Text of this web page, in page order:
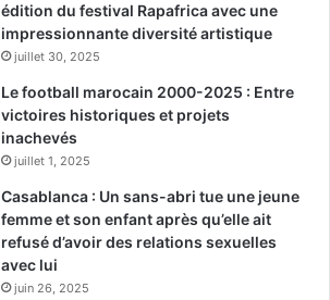
édition du festival Rapafrica avec une
impressionnante diversité artistique
juillet 30, 2025
Le football marocain 2000-2025 : Entre
victoires historiques et projets
inachevés
juillet 1, 2025
Casablanca : Un sans-abri tue une jeune
femme et son enfant après qu’elle ait
refusé d’avoir des relations sexuelles
avec lui
juin 26, 2025